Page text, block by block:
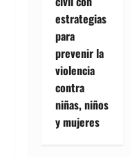
estrategias
para
prevenir la
violencia
contra
niñas, niños
y mujeres